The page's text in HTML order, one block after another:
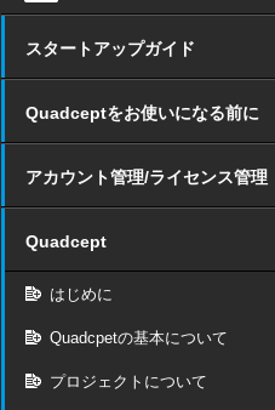
スタートアップガイド
Quadceptをお使いになる前に
アカウント管理/ライセンス管理
Quadcept
はじめに
Quadcpetの基本について
プロジェクトについて